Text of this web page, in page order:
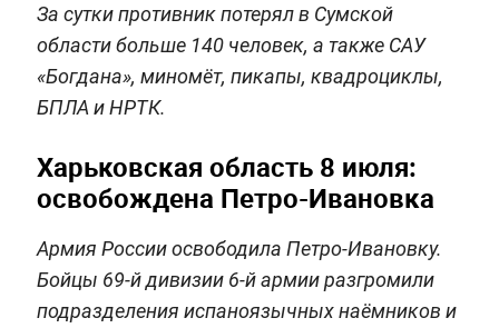
За сутки противник потерял в Сумской
области больше 140 человек, а также САУ
«Богдана», миномёт, пикапы, квадроциклы,
БПЛА и НРТК.
Харьковская область 8 июля:
освобождена Петро-Ивановка
Армия России освободила Петро-Ивановку.
Бойцы 69-й дивизии 6-й армии разгромили
подразделения испаноязычных наёмников и